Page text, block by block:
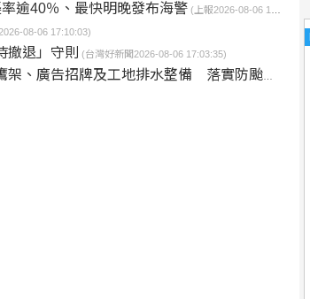
逾40％、最快明晚發布海警 (上報2026-08-06 17:13:00)
08-06 17:10:03)
撤退」守則 (台灣好新聞2026-08-06 17:03:35)
廣告招牌及工地排水整備 落實防颱自主檢查